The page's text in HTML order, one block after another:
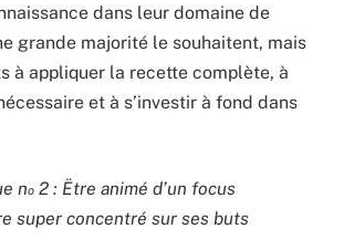
dans leur domaine de
grande majorité le souhaitent, mais
à appliquer la recette complète, à
et à s’investir à fond dans
no 2 : Ëtre animé d’un focus
super concentré sur ses buts